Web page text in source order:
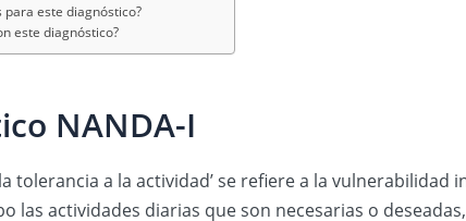
este diagnóstico?
este diagnóstico?
NANDA-I
tolerancia a la actividad’ se refiere a la
las actividades diarias que son necesarias o